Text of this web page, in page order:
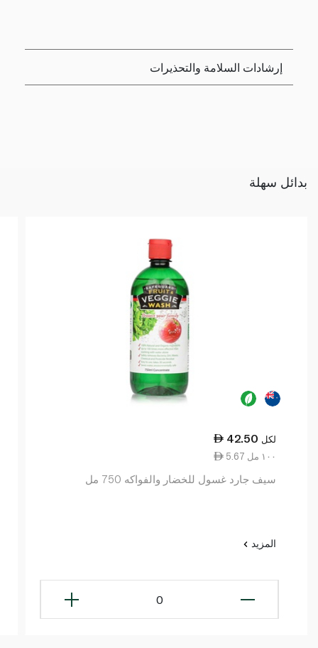
إرشادات السلامة والتحذيرات
بدائل سهلة
42.50 لكل
5.67 ١٠٠ مل
سيف جارد غسول للخضار والفواكه 750 مل
المزيد
0